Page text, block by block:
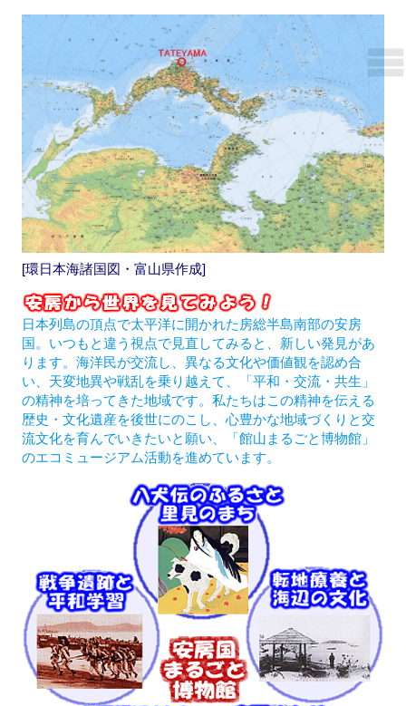
[環日本海諸国図・富山県作成]
日本列島の頂点で太平洋に開かれた房総半島南部の安房
国。いつもと違う視点で見直してみると、新しい発見があ
ります。海洋民が交流し、異なる文化や価値観を認め合
い、天変地異や戦乱を乗り越えて、「平和・交流・共生」
の精神を培ってきた地域です。私たちはこの精神を伝える
歴史・文化遺産を後世にのこし、心豊かな地域づくりと交
流文化を育んでいきたいと願い、「館山まるごと博物館」
のエコミュージアム活動を進めています。